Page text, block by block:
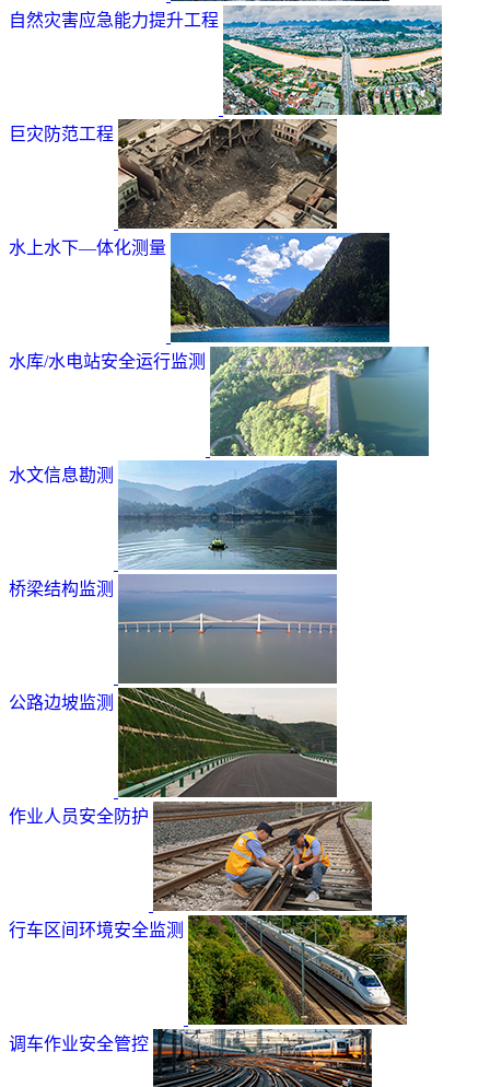
自然灾害应急能力提升工程
巨灾防范工程
水上水下—体化测量
水库/水电站安全运行监测
水文信息勘测
桥梁结构监测
公路边坡监测
作业人员安全防护
行车区间环境安全监测
调车作业安全管控